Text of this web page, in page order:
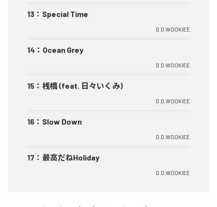
13 ： Special Time
D.D.WOOKIEE
14 ： Ocean Grey
D.D.WOOKIEE
15 ： 桟橋 (feat. 日々いくみ)
D.D.WOOKIEE
16 ： Slow Down
D.D.WOOKIEE
17 ： 最高だねHoliday
D.D.WOOKIEE